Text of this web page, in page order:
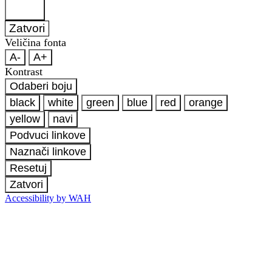
Zatvori
Veličina fonta
A-
A+
Kontrast
Odaberi boju
black
white green blue red
orange
yellow
navi
Podvuci linkove
Naznači linkove
Resetuj
Zatvori
Accessibility by WAH